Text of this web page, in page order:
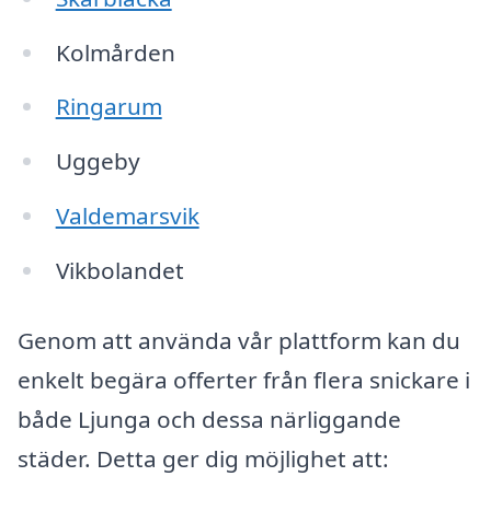
Kolmården
Ringarum
Uggeby
Valdemarsvik
Vikbolandet
Genom att använda vår plattform kan du
enkelt begära offerter från flera snickare i
både Ljunga och dessa närliggande
städer. Detta ger dig möjlighet att: